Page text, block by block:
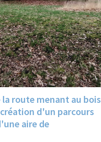
route menant au bois
d'un parcours
aire de